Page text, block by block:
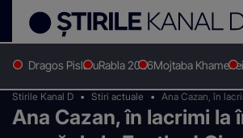
Dragos PislaruRabla 2026Mojtaba Khamenei
Stirile Kanal D Stiri actuale
Ana Cazan, în
de la Exatlon!
Ana Cazan, în lacrimi la